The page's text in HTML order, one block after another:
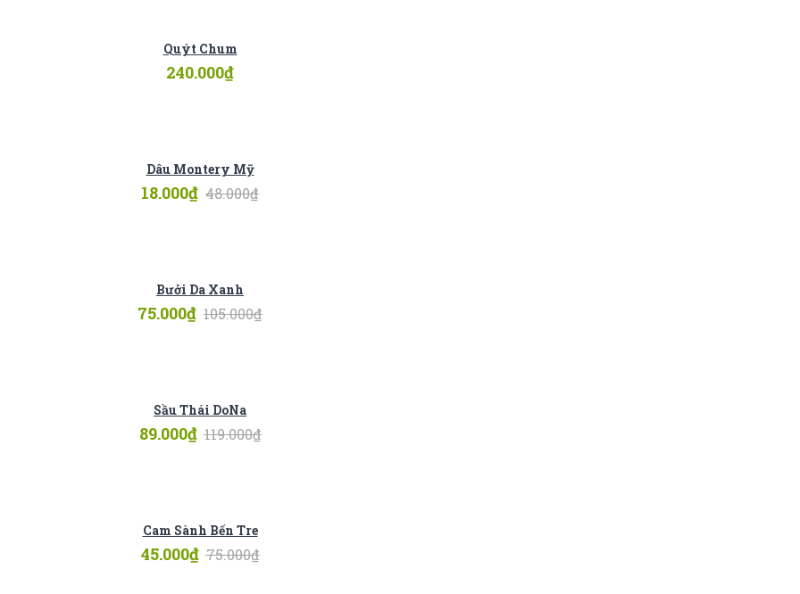
Quýt Chum
240.000₫
Dâu Montery Mỹ
48.000₫
18.000₫
Bưởi Da Xanh
105.000₫
75.000₫
Sầu Thái DoNa
119.000₫
89.000₫
Cam Sành Bến Tre
75.000₫
45.000₫